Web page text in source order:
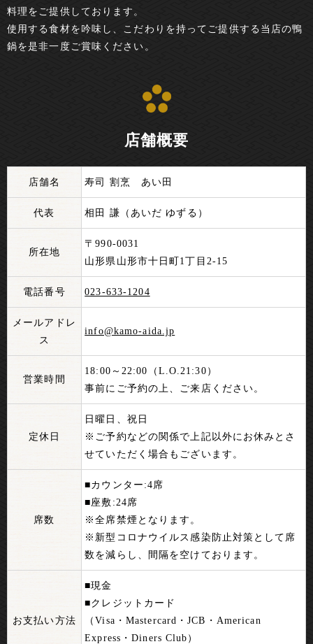
料理をご提供しております。
使用する食材を吟味し、こだわりを持ってご提供する当店の鴨
鍋を是非一度ご賞味ください。
店舗概要
店舗名 寿司 割烹 あい田
代表 相田 謙（あいだ ゆずる）
所在地
〒990-0031
山形県山形市十日町1丁目2-15
電話番号 023-633-1204
メールアドレ
ス
info@kamo-aida.jp
営業時間
18:00～22:00（L.O.21:30）
事前にご予約の上、ご来店ください。
定休日
日曜日、祝日
※ご予約などの関係で上記以外にお休みとさ
せていただく場合もございます。
席数
■カウンター:4席
■座敷:24席
※全席禁煙となります。
※新型コロナウイルス感染防止対策として席
数を減らし、間隔を空けております。
お支払い方法
■現金
■クレジットカード
（Visa・Mastercard・JCB・American
Express・Diners Club）